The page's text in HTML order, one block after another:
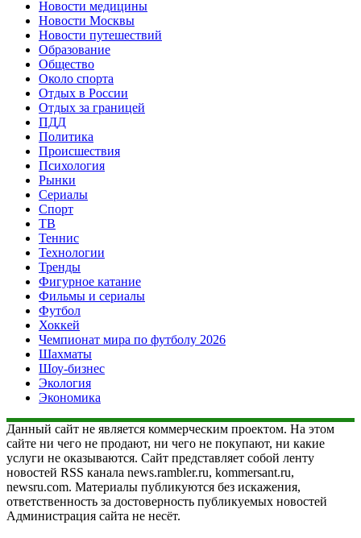
Новости медицины
Новости Москвы
Новости путешествий
Образование
Общество
Около спорта
Отдых в России
Отдых за границей
ПДД
Политика
Происшествия
Психология
Рынки
Сериалы
Спорт
ТВ
Теннис
Технологии
Тренды
Фигурное катание
Фильмы и сериалы
Футбол
Хоккей
Чемпионат мира по футболу 2026
Шахматы
Шоу-бизнес
Экология
Экономика
Данный сайт не является коммерческим проектом. На этом
сайте ни чего не продают, ни чего не покупают, ни какие
услуги не оказываются. Сайт представляет собой ленту
новостей RSS канала news.rambler.ru, kommersant.ru,
newsru.com. Материалы публикуются без искажения,
ответственность за достоверность публикуемых новостей
Администрация сайта не несёт.